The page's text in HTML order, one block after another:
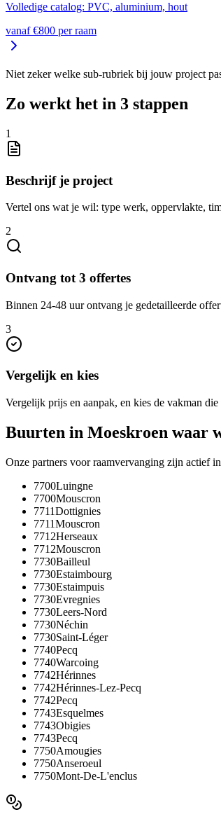
Volledige catalog: PVC, aluminium, hout
vanaf €800 perraam
Niet zeker welke sub-rubriek bij jouw project
Zo werkt het in 3 stappen
1
Beschrijf je project
Vertel ons wat je wil: type werk, oppervlakte,
2
Ontvang tot 3 offertes
Binnen 24-48 uur ontvang je gedetailleerde
3
Vergelijk en kies
Vergelijk prijs en aanpak, en kies de vakman
Buurten in Moeskroen waar
Onze partners voorraamvervanging zijn actief
7700Luingne
7700Mouscron
7711Dottignies
7711Mouscron
7712Herseaux
7712Mouscron
7730Bailleul
7730Estaimbourg
7730Estaimpuis
7730Evregnies
7730Leers-Nord
7730Néchin
7730Saint-Léger
7740Pecq
7740Warcoing
7742Hérinnes
7742Hérinnes-Lez-Pecq
7742Pecq
7743Esquelmes
7743Obigies
7743Pecq
7750Amougies
7750Anseroeul
7750Mont-De-L'enclus